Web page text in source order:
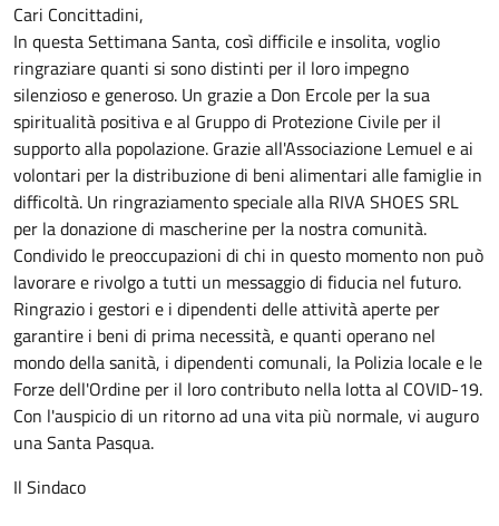
Cari Concittadini,
In questa Settimana Santa, così difficile e insolita, voglio
ringraziare quanti si sono distinti per il loro impegno
silenzioso e generoso. Un grazie a Don Ercole per la sua
spiritualità positiva e al Gruppo di Protezione Civile per il
supporto alla popolazione. Grazie all'Associazione Lemuel e ai
volontari per la distribuzione di beni alimentari alle famiglie in
difficoltà. Un ringraziamento speciale alla RIVA SHOES SRL
per la donazione di mascherine per la nostra comunità.
Condivido le preoccupazioni di chi in questo momento non può
lavorare e rivolgo a tutti un messaggio di fiducia nel futuro.
Ringrazio i gestori e i dipendenti delle attività aperte per
garantire i beni di prima necessità, e quanti operano nel
mondo della sanità, i dipendenti comunali, la Polizia locale e le
Forze dell'Ordine per il loro contributo nella lotta al COVID-19.
Con l'auspicio di un ritorno ad una vita più normale, vi auguro
una Santa Pasqua.
Il Sindaco